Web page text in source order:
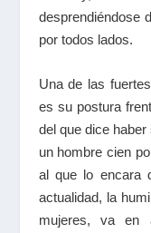
desprendiéndose
por todos lados.
Una de las
es su postura
del que dice
un hombre cien
al que lo encara
actualidad, la
mujeres, va en